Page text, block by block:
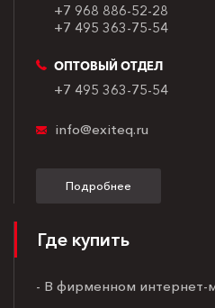
+7 968 886-52-28
+7 495 363-75-54
ОПТОВЫЙ ОТДЕЛ
+7 495 363-75-54
info@exiteq.ru
Подробнее
Где купить
- В фирменном интернет-